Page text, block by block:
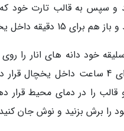
و سپس به قالب تارت خود
15 دقیقه داخل یخچال قرار دهید.
خود دانه های انار را
قالب را برای 4 ساعت داخل یخچال
قالب را در دمای محیط
را برش بزنید و نوش جان